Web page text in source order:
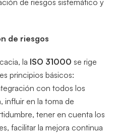
de riesgos sistemático y
de riesgos
la ISO 31000 se rige
principios básicos:
con todos los
influir en la toma de
tener en cuenta los
facilitar la mejora continua